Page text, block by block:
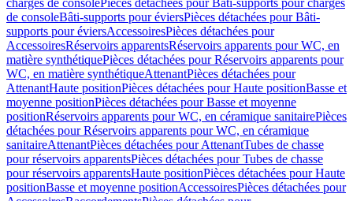
charges de consolePièces détachées pour Bâti-supports pour charges
de consoleBâti-supports pour éviersPièces détachées pour Bâti-
supports pour éviersAccessoiresPièces détachées pour
AccessoiresRéservoirs apparentsRéservoirs apparents pour WC, en
matière synthétiquePièces détachées pour Réservoirs apparents pour
WC, en matière synthétiqueAttenantPièces détachées pour
AttenantHaute positionPièces détachées pour Haute positionBasse et
moyenne positionPièces détachées pour Basse et moyenne
positionRéservoirs apparents pour WC, en céramique sanitairePièces
détachées pour Réservoirs apparents pour WC, en céramique
sanitaireAttenantPièces détachées pour AttenantTubes de chasse
pour réservoirs apparentsPièces détachées pour Tubes de chasse
pour réservoirs apparentsHaute positionPièces détachées pour Haute
positionBasse et moyenne positionAccessoiresPièces détachées pour